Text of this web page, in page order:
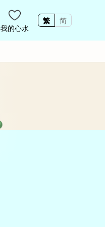
我的心水
繁 简